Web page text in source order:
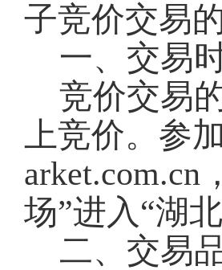
子竞价交易
一、交易
竞价交易
上竞价。参
场”进入“湖
二、交易